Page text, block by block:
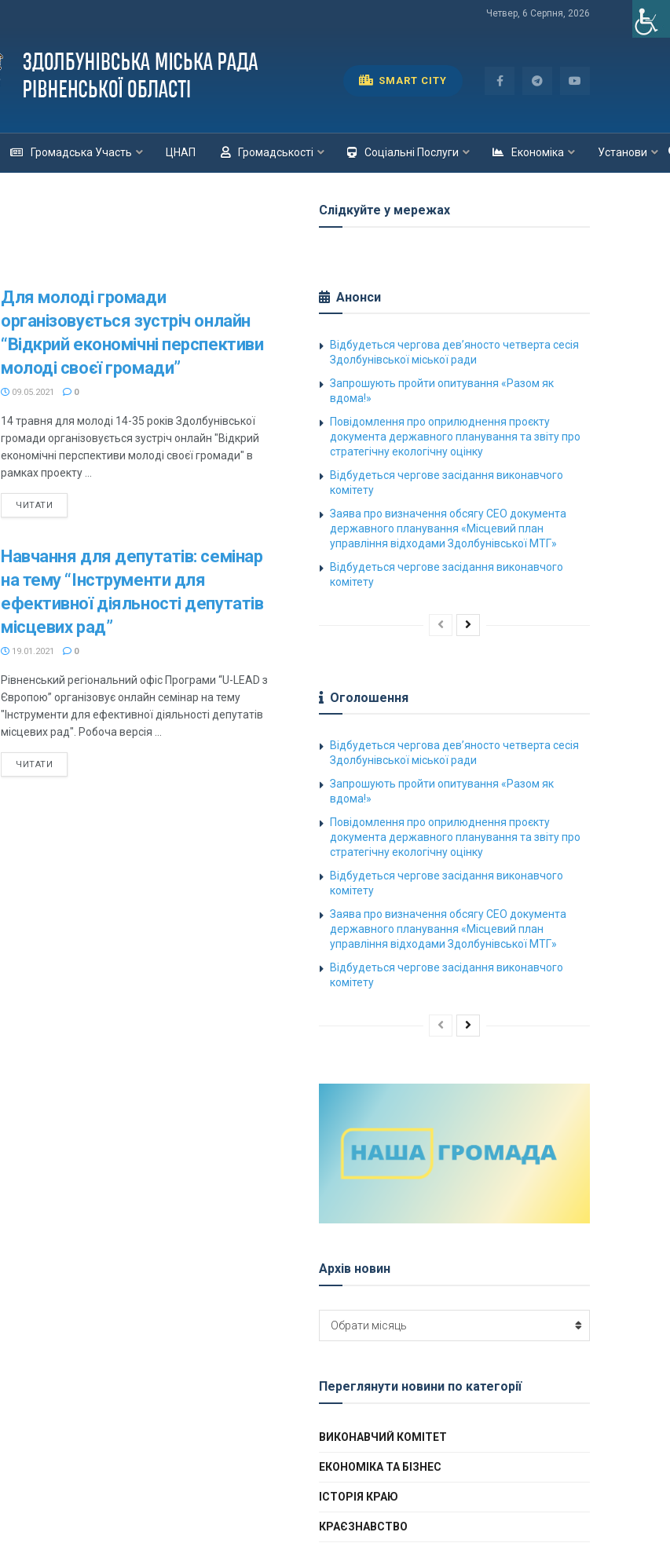
Четвер, 6 Серпня, 2026
SMART CITY
Громадська Участь ЦНАП Громадськості Соціальні Послуги Економіка Установи
Для молоді громади
організовується зустріч онлайн
“Відкрий економічні перспективи
молоді своєї громади”
09.05.2021 0
14 травня для молоді 14-35 років Здолбунівської
громади організовується зустріч онлайн "Відкрий
економічні перспективи молоді своєї громади" в
рамках проекту ...
ЧИТАТИ
Навчання для депутатів: семінар
на тему “Інструменти для
ефективної діяльності депутатів
місцевих рад”
19.01.2021 0
Рівненський регіональний офіс Програми “U-LEAD з
Європою” організовує онлайн семінар на тему
"Інструменти для ефективної діяльності депутатів
місцевих рад". Робоча версія ...
ЧИТАТИ
Слідкуйте у мережах
Анонси
Відбудеться чергова дев’яносто четверта сесія
Здолбунівської міської ради
Запрошують пройти опитування «Разом як
вдома!»
Повідомлення про оприлюднення проєкту
документа державного планування та звіту про
стратегічну екологічну оцінку
Відбудеться чергове засідання виконавчого
комітету
Заява про визначення обсягу СЕО документа
державного планування «Місцевий план
управління відходами Здолбунівської МТГ»
Відбудеться чергове засідання виконавчого
комітету
Оголошення
Відбудеться чергова дев’яносто четверта сесія
Здолбунівської міської ради
Запрошують пройти опитування «Разом як
вдома!»
Повідомлення про оприлюднення проєкту
документа державного планування та звіту про
стратегічну екологічну оцінку
Відбудеться чергове засідання виконавчого
комітету
Заява про визначення обсягу СЕО документа
державного планування «Місцевий план
управління відходами Здолбунівської МТГ»
Відбудеться чергове засідання виконавчого
комітету
Архів новин
Архів
новин
Обрати місяць
Переглянути новини по категорії
ВИКОНАВЧИЙ КОМІТЕТ
ЕКОНОМІКА ТА БІЗНЕС
ІСТОРІЯ КРАЮ
КРАЄЗНАВСТВО